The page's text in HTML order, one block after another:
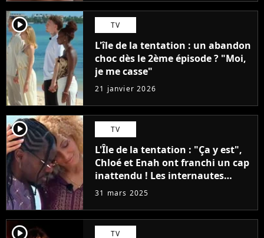
player2 TV
L'île de la tentation : un abandon
choc dès le 2ème épisode ? "Moi,
je me casse"
21 janvier 2026
player2 TV
L'Île de la tentation : "Ça y est",
Chloé et Enah ont franchi un cap
inattendu ! Les internautes
réagissent
31 mars 2025
player2 TV